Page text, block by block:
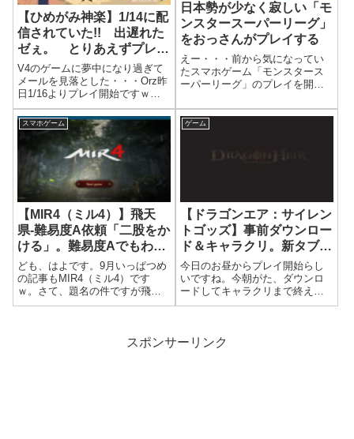
【ひめがみ神楽】1/14に配
信されていた!! 出遅れた
ゼぇ。 とりあえずプレイ
開始。どこの茶室（ギル
ド?）に入るか・・・
V4のゲームに夢中になり過ぎて
メールを見落とした・・・Orz昨
日1/16よりプレイ開始ですｗ初
期データのダウンロード画面で
すが、コイツわりとカワイイ動
き。やっぱ、尻尾モフモフはエ
エなぁ～ホーム画面はこんな感
じで、作画がちょっと劇画調？
です。...
日本勢が少なく寂しい「モ
ンスタースーパーリーグ」
をおっさんがプレイする
えー・・・前から気になってい
たスマホゲーム「モンスタース
ーパーリーグ」のプレイを開始
とよばれるモンスターを捕獲し
て育て、進化させていくゲーム
るきになった...
スマホゲーム
【MIR4（ミル4）】飛天
県-難易度A依頼「二股をか
ける」。難易度Aでもわか
りずれぇー！
ども、はよです。9月いっぱつめ
の記事もMIR4（ミル4）です
ｗ。さて、題名の件ですが飛天
県の依頼内容にある「二股をか
ゃぁエエのやら。とりあえず妖
ゲーム
【ドラゴンエア：サイレン
トゴッズ】事前ダウンロー
ド＆キャラクリ。新タブレ
ットにインストしてみた。
今日のお昼からプレイ開始らし
いですね。今朝がた、ダウンロ
ードしてキャラクリまで終えま
した。プレイ環境端末は先日購
た！少々カクツとこがありまし
スポンサーリンク